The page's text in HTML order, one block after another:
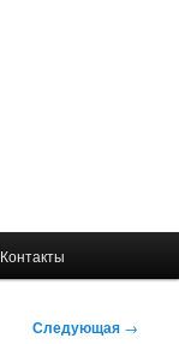
Контакты
Следующая →